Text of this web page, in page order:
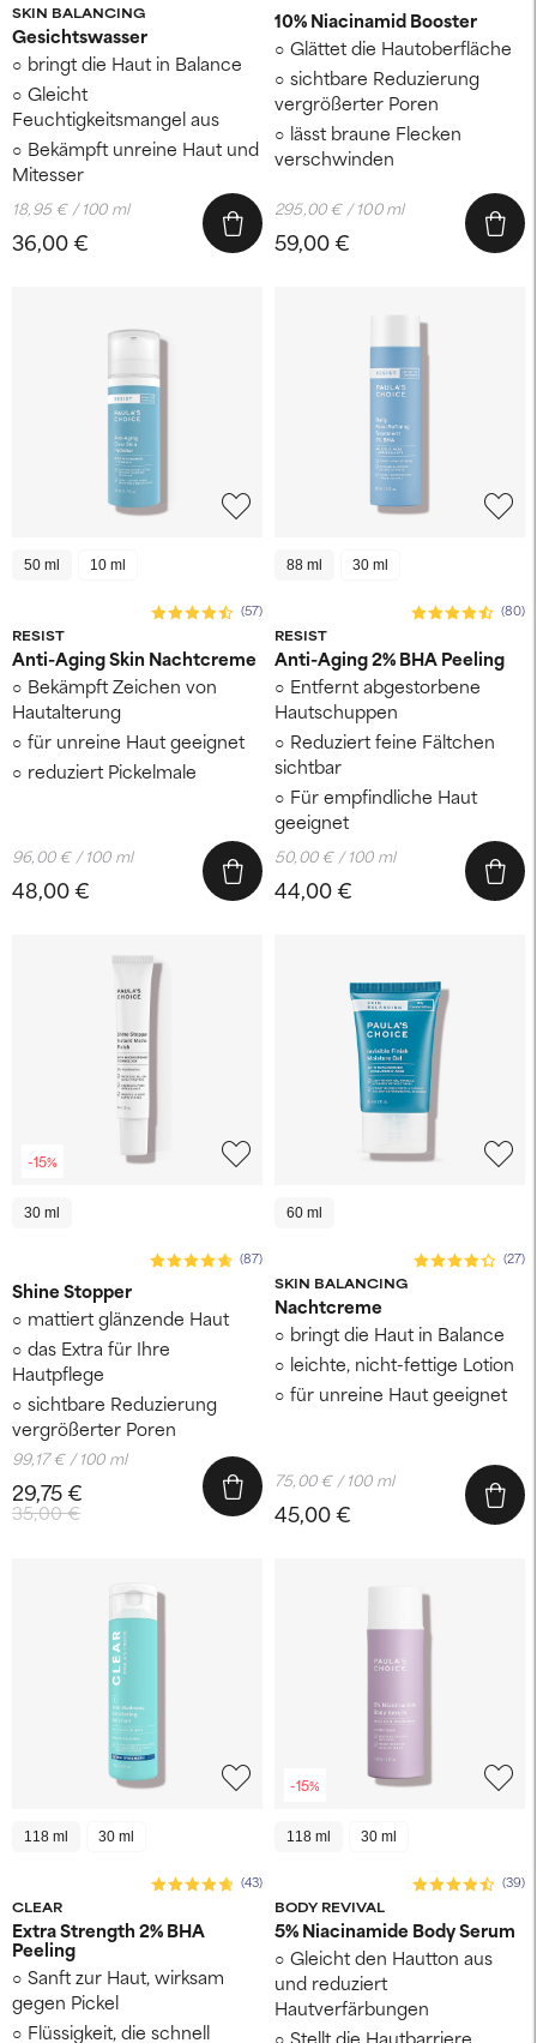
SKIN BALANCING
Gesichtswasser
bringt die Haut in Balance
Gleicht
Feuchtigkeitsmangel aus
Bekämpft unreine Haut und
Mitesser
36,00 €
18,95 € / 100 ml
10% Niacinamid Booster
Glättet die Hautoberfläche
sichtbare Reduzierung
vergrößerter Poren
lässt braune Flecken
verschwinden
59,00 €
295,00 € / 100 ml
50 ml 10 ml
RESIST
(57)
Anti-Aging Skin Nachtcreme
Bekämpft Zeichen von
Hautalterung
für unreine Haut geeignet
reduziert Pickelmale
48,00 €
96,00 € / 100 ml
88 ml 30 ml
RESIST
(80)
Anti-Aging 2% BHA Peeling
Entfernt abgestorbene
Hautschuppen
Reduziert feine Fältchen
sichtbar
Für empfindliche Haut
geeignet
44,00 €
50,00 € / 100 ml
-15%
30 ml
(87)
Shine Stopper
mattiert glänzende Haut
das Extra für Ihre
Hautpflege
sichtbare Reduzierung
vergrößerter Poren
35,00 €
29,75 €
99,17 € / 100 ml
60 ml
SKIN BALANCING
(27)
Nachtcreme
bringt die Haut in Balance
leichte, nicht-fettige Lotion
für unreine Haut geeignet
45,00 €
75,00 € / 100 ml
118 ml 30 ml
CLEAR
(43)
Extra Strength 2% BHA
Peeling
Sanft zur Haut, wirksam
gegen Pickel
Flüssigkeit, die schnell
-15%
118 ml 30 ml
BODY REVIVAL
(39)
5% Niacinamide Body Serum
Gleicht den Hautton aus
und reduziert
Hautverfärbungen
Stellt die Hautbarriere